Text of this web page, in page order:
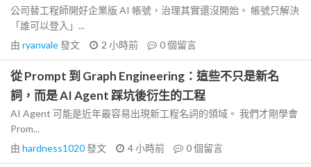
公司替工程師開好企業版 AI 帳號，治理其實還沒開始。 帳號只解決
「誰可以登入」...
由 ryanvale發文 2 小時前 0個留言
從 Prompt 到 Graph Engineering：這些不只是新名
詞，而是 AI Agent 踩坑後衍生的工程
AI Agent 可能是近年最容易出現新工程名詞的領域。 我們才剛學會
Prom...
由 hardness1020發文 4 小時前 0個留言